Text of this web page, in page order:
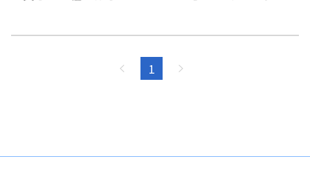
いるクラフト・ムーブメントのスピリットを受け継ぎ
のづくりを札幌で行っています。
新しくオープンする「Chocolate ＆ Espresso
「チョコラテ」や「カフェモカ」、「チョコシェイ
1